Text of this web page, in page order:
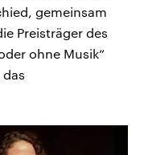
gemeinsam
Preisträger des
ohne Musik“